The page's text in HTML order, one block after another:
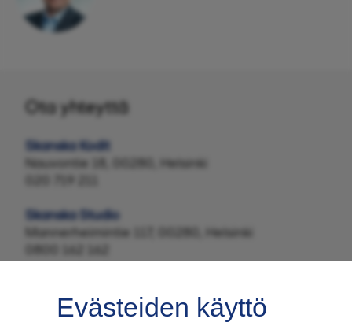
Ota yhteyttä
Skanska Kodit
Nauvontie 18, 00280, Helsinki
Skanska Studio
Mannerheimintie 117, 00280, Helsinki
0800 162 162
Evästeiden käyttö